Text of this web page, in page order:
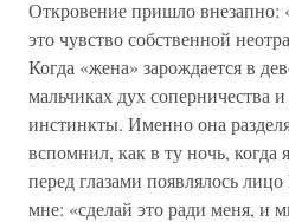
Откровение пришло
это чувство собственной
Когда «жена» зарождается в
мальчиках дух соперничества
инстинкты. Именно она
вспомнил, как в ту ночь, когда
перед глазами появлялось
мне: «сделай это ради меня, и